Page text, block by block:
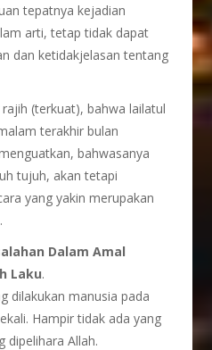
tepatnya kejadian
arti, tetap tidak dapat
dan ketidakjelasan tentang
(terkuat), bahwa lailatul
terakhir bulan
bahwasanya
tujuh, akan tetapi
yang yakin merupakan
Dalam Amal
Laku.
dilakukan manusia pada
Hampir tidak ada yang
dipelihara Allah.